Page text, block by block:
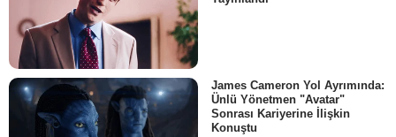
James Cameron Yol Ayrımında:
Ünlü Yönetmen "Avatar"
Sonrası Kariyerine İlişkin
Konuştu